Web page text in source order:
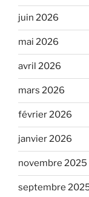
juin 2026
mai 2026
avril 2026
mars 2026
février 2026
janvier 2026
novembre 2025
septembre